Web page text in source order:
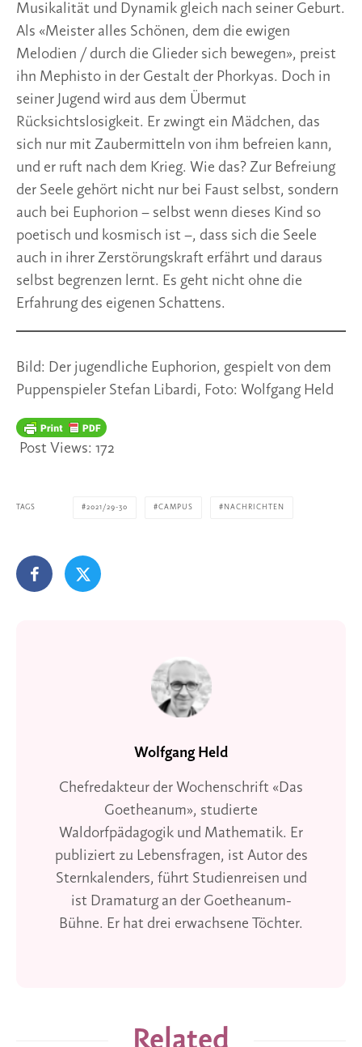
Musikalität und Dynamik gleich nach seiner Geburt.
Als «Meister alles Schönen, dem die ewigen
Melodien / durch die Glieder sich bewegen», preist
ihn Mephisto in der Gestalt der Phorkyas. Doch in
seiner Jugend wird aus dem Übermut
Rücksichtslosigkeit. Er zwingt ein Mädchen, das
sich nur mit Zaubermitteln von ihm befreien kann,
und er ruft nach dem Krieg. Wie das? Zur Befreiung
der Seele gehört nicht nur bei Faust selbst, sondern
auch bei Euphorion – selbst wenn dieses Kind so
poetisch und kosmisch ist –, dass sich die Seele
auch in ihrer Zerstörungskraft erfährt und daraus
selbst begrenzen lernt. Es geht nicht ohne die
Erfahrung des eigenen Schattens.
Bild: Der jugendliche Euphorion, gespielt von dem
Puppenspieler Stefan Libardi, Foto: Wolfgang Held
Post Views: 172
TAGS 2021/29-30 CAMPUS NACHRICHTEN
Wolfgang Held
Chefredakteur der Wochenschrift «Das
Goetheanum», studierte
Waldorfpädagogik und Mathematik. Er
publiziert zu Lebensfragen, ist Autor des
Sternkalenders, führt Studienreisen und
ist Dramaturg an der Goetheanum-
Bühne. Er hat drei erwachsene Töchter.